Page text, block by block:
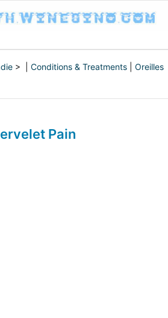
> | Conditions & Treatments
Oreilles
Pain